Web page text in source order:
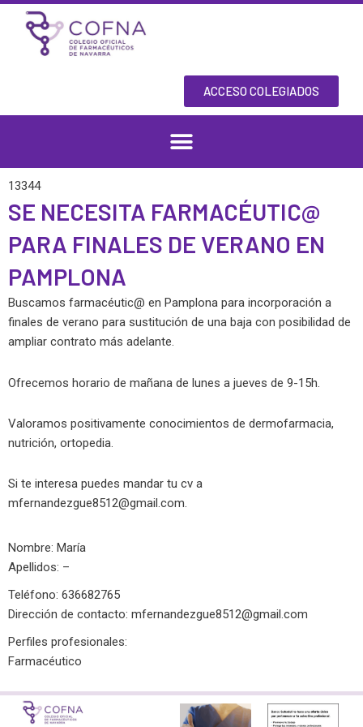
Skip
content
ACCESO COLEGIADOS
13344
SE NECESITA FARMACÉUTIC@
PARA FINALES DE VERANO EN
PAMPLONA
Buscamos farmacéutic@ en Pamplona para incorporación a
finales de verano para sustitución de una baja con posibilidad de
ampliar contrato más adelante.
Ofrecemos horario de mañana de lunes a jueves de 9-15h.
Valoramos positivamente conocimientos de dermofarmacia,
nutrición, ortopedia.
Si te interesa puedes mandar tu cv a
mfernandezgue8512@gmail.com.
Nombre: María
Apellidos: –
Teléfono: 636682765
Dirección de contacto: mfernandezgue8512@gmail.com
Perfiles profesionales:
Farmacéutico